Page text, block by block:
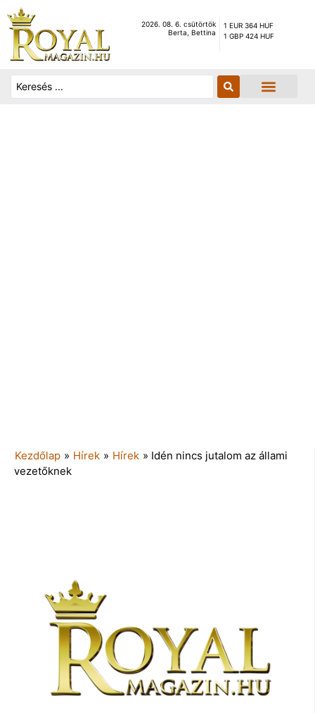
2026. 08. 6. csütörtök
Berta, Bettina
1 EUR 364 HUF
1 GBP 424 HUF
Kezdőlap » Hírek » Hírek » Idén nincs jutalom az állami
vezetőknek